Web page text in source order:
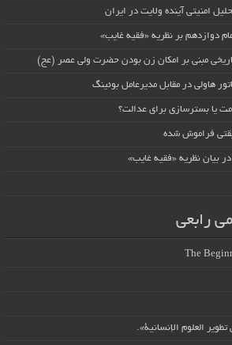
امنیتی آینده ولایت در ایران
دوازدهم بر نظریه «فقیه غایب»
مبنی بر امکان زن بودن حضرت ولی عصر (عج)
هاولی در مقابل مدیرعامل بوئینگ
یا بسترسازی برای عدالت؟
فراموش شده
بیان نظریه «فقیه غایب»
رابعی
The
العلوم الإنسانية».